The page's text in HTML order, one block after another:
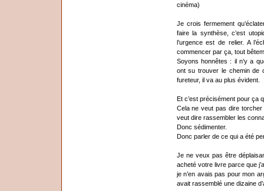
cinéma)
Je crois fermement
faire la synthèse, c’est
l’urgence est de relier. A
commencer par ça, tout
Soyons honnêtes : il n’y a
ont su trouver le chemin de
fureteur, il va au plus évident.
Et c’est précisément pour ça
Cela ne veut pas dire
veut dire rassembler les
Donc sédimenter.
Donc parler de ce qui a été
Je ne veux pas être
acheté votre livre parce que
je n’en avais pas pour mon
avait rassemblé une dizaine